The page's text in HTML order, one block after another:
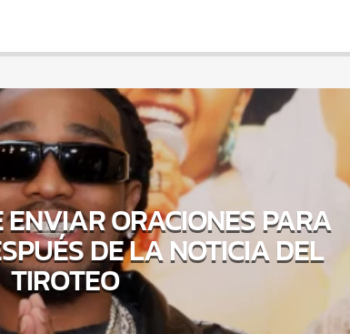
ORACIONES PARA
DE LA NOTICIA DEL
TIROTEO